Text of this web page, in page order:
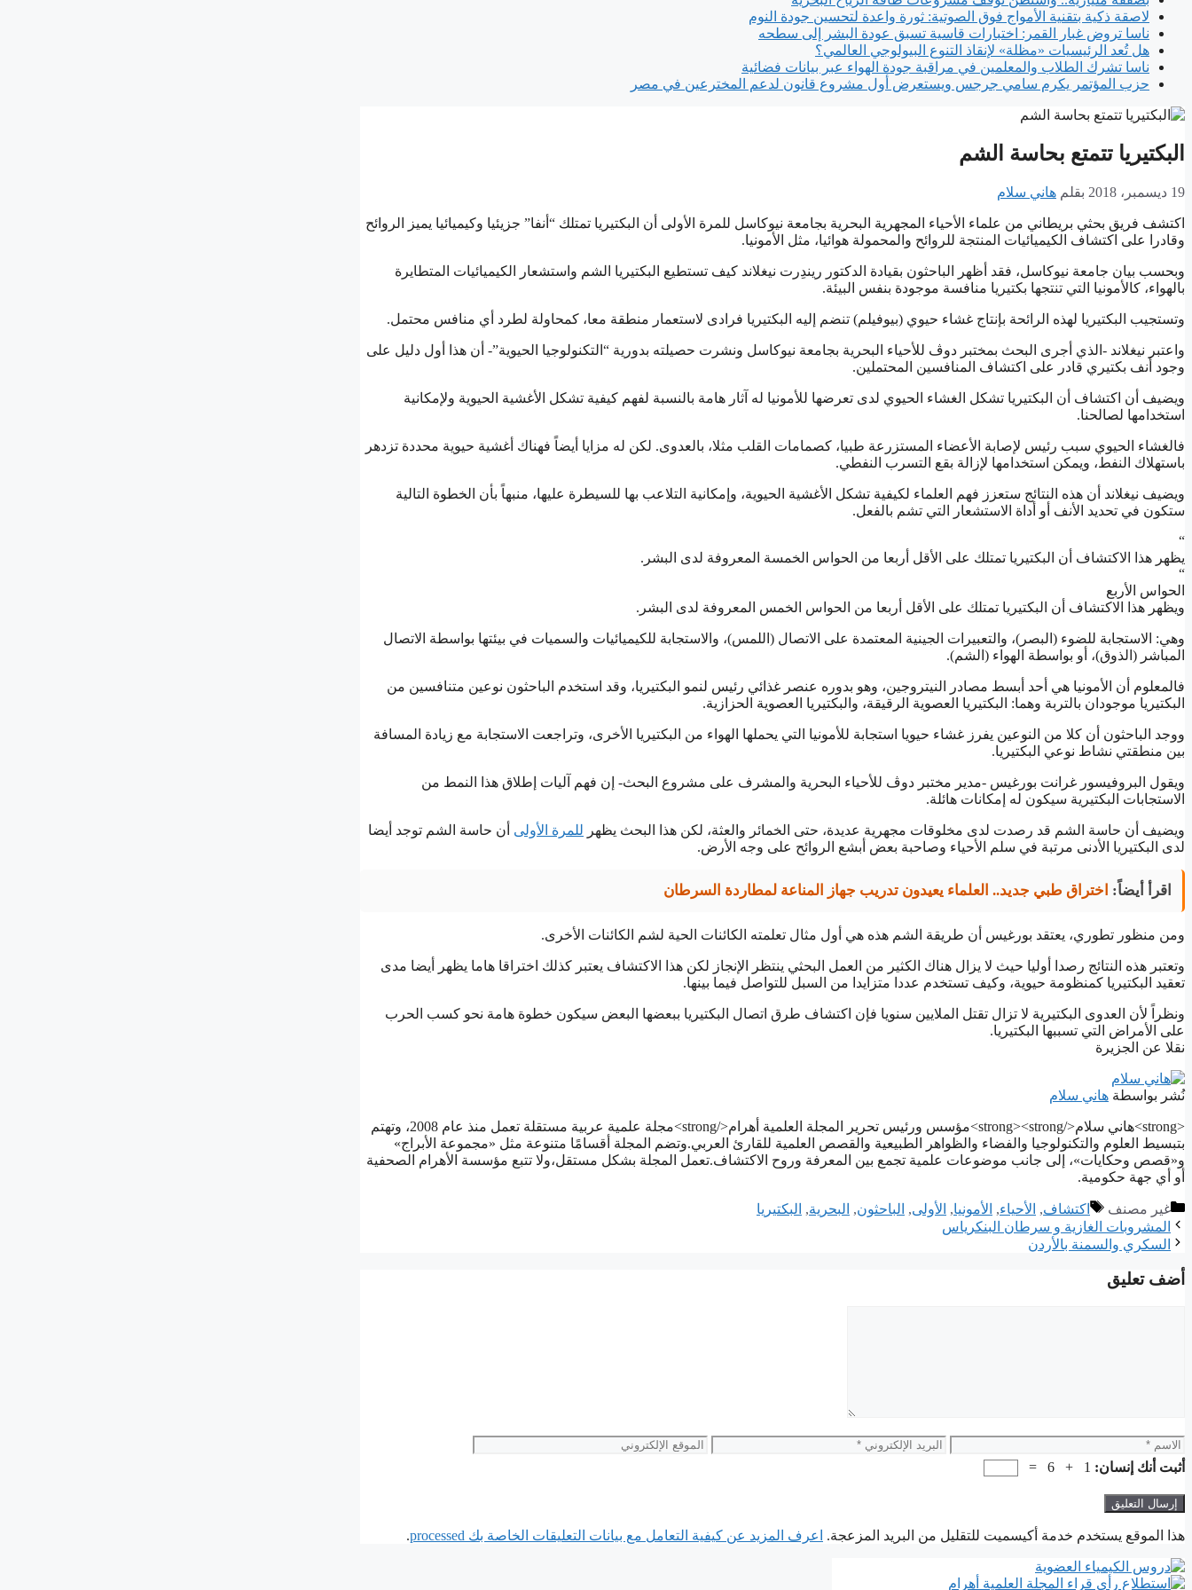
لاصقة ذكية بتقنية الأمواج فوق الصوتية: ثورة واعدة لتحسين جودة النوم
ناسا تروض غبار القمر: اختبارات قاسية تسبق عودة البشر إلى سطحه
هل تُعد الرئيسيات «مظلة» لإنقاذ التنوع البيولوجي العالمي؟
ناسا تشرك الطلاب والمعلمين في مراقبة جودة الهواء عبر بيانات فضائية
حزب المؤتمر يكرم سامي جرجس ويستعرض أول مشروع قانون لدعم المخترعين في مصر
البكتيريا تتمتع بحاسة الشم
19 ديسمبر، 2018 بقلم هاني سلام
اكتشف فريق بحثي بريطاني من علماء الأحياء المجهرية البحرية بجامعة نيوكاسل للمرة الأولى أن البكتيريا تمتلك “أنفا” جزيئيا وكيميائيا يميز الروائح
وقادرا على اكتشاف الكيميائيات المنتجة للروائح والمحمولة هوائيا، مثل الأمونيا.
وبحسب بيان جامعة نيوكاسل، فقد أظهر الباحثون بقيادة الدكتور ريندِرت نيغلاند كيف تستطيع البكتيريا الشم واستشعار الكيميائيات المتطايرة
بالهواء، كالأمونيا التي تنتجها بكتيريا منافسة موجودة بنفس البيئة.
وتستجيب البكتيريا لهذه الرائحة بإنتاج غشاء حيوي (بيوفيلم) تنضم إليه البكتيريا فرادى لاستعمار منطقة معا، كمحاولة لطرد أي منافس محتمل.
واعتبر نيغلاند -الذي أجرى البحث بمختبر دوڤ للأحياء البحرية بجامعة نيوكاسل ونشرت حصيلته بدورية “التكنولوجيا الحيوية”- أن هذا أول دليل على
وجود أنف بكتيري قادر على اكتشاف المنافسين المحتملين.
ويضيف أن اكتشاف أن البكتيريا تشكل الغشاء الحيوي لدى تعرضها للأمونيا له آثار هامة بالنسبة لفهم كيفية تشكل الأغشية الحيوية ولإمكانية
استخدامها لصالحنا.
فالغشاء الحيوي سبب رئيس لإصابة الأعضاء المستزرعة طبيا، كصمامات القلب مثلا، بالعدوى. لكن له مزايا أيضاً فهناك أغشية حيوية محددة تزدهر
باستهلاك النفط، ويمكن استخدامها لإزالة بقع التسرب النفطي.
ويضيف نيغلاند أن هذه النتائج ستعزز فهم العلماء لكيفية تشكل الأغشية الحيوية، وإمكانية التلاعب بها للسيطرة عليها، منبهاً بأن الخطوة التالية
ستكون في تحديد الأنف أو أداة الاستشعار التي تشم بالفعل.
“
يظهر هذا الاكتشاف أن البكتيريا تمتلك على الأقل أربعا من الحواس الخمسة المعروفة لدى البشر.
“
الحواس الأربع
ويظهر هذا الاكتشاف أن البكتيريا تمتلك على الأقل أربعا من الحواس الخمس المعروفة لدى البشر.
وهي: الاستجابة للضوء (البصر)، والتعبيرات الجينية المعتمدة على الاتصال (اللمس)، والاستجابة للكيميائيات والسميات في بيئتها بواسطة الاتصال
المباشر (الذوق)، أو بواسطة الهواء (الشم).
فالمعلوم أن الأمونيا هي أحد أبسط مصادر النيتروجين، وهو بدوره عنصر غذائي رئيس لنمو البكتيريا، وقد استخدم الباحثون نوعين متنافسين من
البكتيريا موجودان بالتربة وهما: البكتيريا العصوية الرقيقة، والبكتيريا العصوية الحزازية.
ووجد الباحثون أن كلا من النوعين يفرز غشاء حيويا استجابة للأمونيا التي يحملها الهواء من البكتيريا الأخرى، وتراجعت الاستجابة مع زيادة المسافة
بين منطقتي نشاط نوعي البكتيريا.
ويقول البروفيسور غرانت بورغيس -مدير مختبر دوڤ للأحياء البحرية والمشرف على مشروع البحث- إن فهم آليات إطلاق هذا النمط من
الاستجابات البكتيرية سيكون له إمكانات هائلة.
ويضيف أن حاسة الشم قد رصدت لدى مخلوقات مجهرية عديدة، حتى الخمائر والعثة، لكن هذا البحث يظهر للمرة الأولى أن حاسة الشم توجد أيضا
لدى البكتيريا الأدنى مرتبة في سلم الأحياء وصاحبة بعض أبشع الروائح على وجه الأرض.
اقرأ أيضاً: اختراق طبي جديد.. العلماء يعيدون تدريب جهاز المناعة لمطاردة السرطان
ومن منظور تطوري، يعتقد بورغيس أن طريقة الشم هذه هي أول مثال تعلمته الكائنات الحية لشم الكائنات الأخرى.
وتعتبر هذه النتائج رصدا أوليا حيث لا يزال هناك الكثير من العمل البحثي ينتظر الإنجاز لكن هذا الاكتشاف يعتبر كذلك اختراقا هاما يظهر أيضا مدى
تعقيد البكتيريا كمنظومة حيوية، وكيف تستخدم عددا متزايدا من السبل للتواصل فيما بينها.
ونظراً لأن العدوى البكتيرية لا تزال تقتل الملايين سنويا فإن اكتشاف طرق اتصال البكتيريا ببعضها البعض سيكون خطوة هامة نحو كسب الحرب
على الأمراض التي تسببها البكتيريا.
نقلا عن الجزيرة
نُشر بواسطة هاني سلام
<strong>هاني سلام</strong><strong>مؤسس ورئيس تحرير المجلة العلمية أهرام</strong>مجلة علمية عربية مستقلة تعمل منذ عام 2008، وتهتم
بتبسيط العلوم والتكنولوجيا والفضاء والظواهر الطبيعية والقصص العلمية للقارئ العربي.وتضم المجلة أقسامًا متنوعة مثل «مجموعة الأبراج»
و«قصص وحكايات»، إلى جانب موضوعات علمية تجمع بين المعرفة وروح الاكتشاف.تعمل المجلة بشكل مستقل،ولا تتبع مؤسسة الأهرام الصحفية
أو أي جهة حكومية.
التصنيفات
غير مصنف الوسوم
اكتشاف, الأحياء, الأمونيا, الأولى, الباحثون, ﺍﻟﺒﺤﺮﻳﺔ, البكتيريا
المشروبات الغازية و سرطان البنكرياس
السكري والسمنة بالأردن
أضف تعليق
الاسم
البريد
الموقع
أثبت أنك إنسان: 1 + 6 =
هذا الموقع يستخدم خدمة أكيسميت للتقليل من البريد المزعجة. اعرف المزيد عن كيفية التعامل مع بيانات التعليقات الخاصة بك processed .